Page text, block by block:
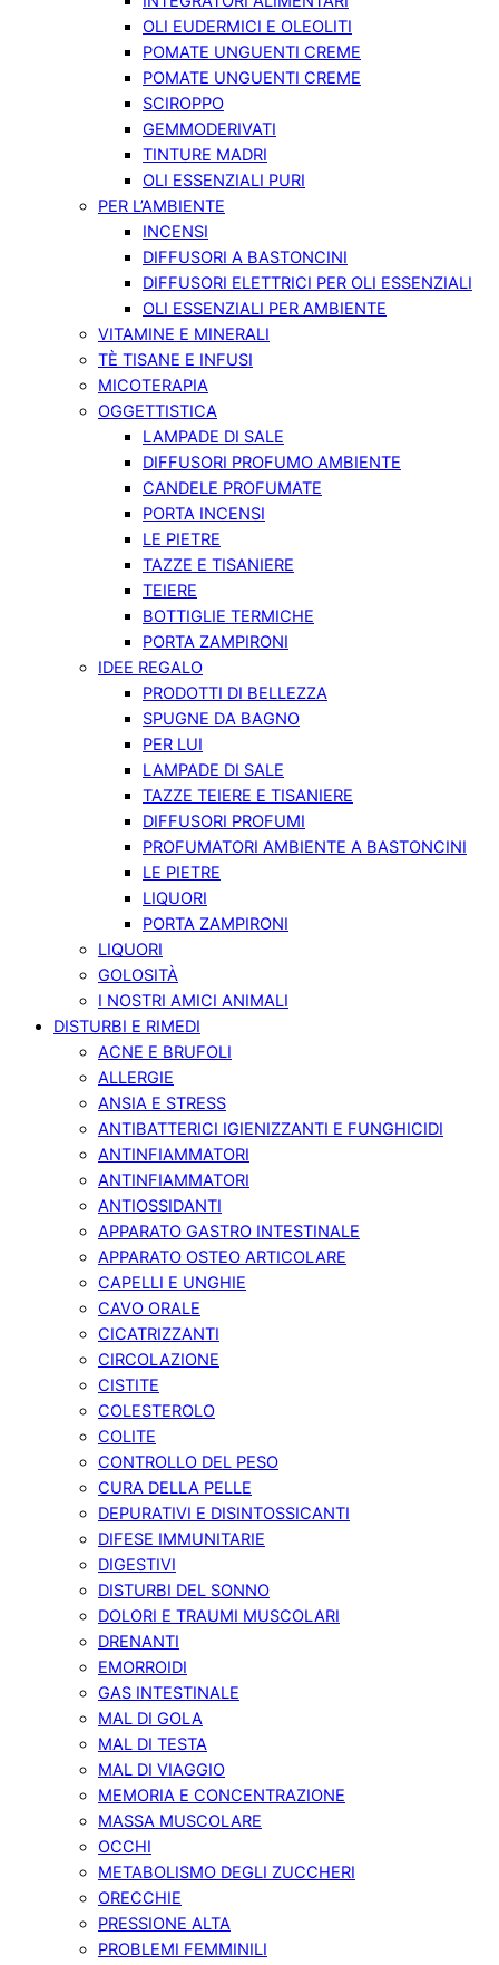
OLI EUDERMICI E OLEOLITI
POMATE UNGUENTI CREME
POMATE UNGUENTI CREME
SCIROPPO
GEMMODERIVATI
TINTURE MADRI
OLI ESSENZIALI PURI
PER L’AMBIENTE
INCENSI
DIFFUSORI A BASTONCINI
DIFFUSORI ELETTRICI PER OLI ESSENZIALI
OLI ESSENZIALI PER AMBIENTE
VITAMINE E MINERALI
TÈ TISANE E INFUSI
MICOTERAPIA
OGGETTISTICA
LAMPADE DI SALE
DIFFUSORI PROFUMO AMBIENTE
CANDELE PROFUMATE
PORTA INCENSI
LE PIETRE
TAZZE E TISANIERE
TEIERE
BOTTIGLIE TERMICHE
PORTA ZAMPIRONI
IDEE REGALO
PRODOTTI DI BELLEZZA
SPUGNE DA BAGNO
PER LUI
LAMPADE DI SALE
TAZZE TEIERE E TISANIERE
DIFFUSORI PROFUMI
PROFUMATORI AMBIENTE A BASTONCINI
LE PIETRE
LIQUORI
PORTA ZAMPIRONI
LIQUORI
GOLOSITÀ
I NOSTRI AMICI ANIMALI
DISTURBI E RIMEDI
ACNE E BRUFOLI
ALLERGIE
ANSIA E STRESS
ANTIBATTERICI IGIENIZZANTI E FUNGHICIDI
ANTINFIAMMATORI
ANTINFIAMMATORI
ANTIOSSIDANTI
APPARATO GASTRO INTESTINALE
APPARATO OSTEO ARTICOLARE
CAPELLI E UNGHIE
CAVO ORALE
CICATRIZZANTI
CIRCOLAZIONE
CISTITE
COLESTEROLO
COLITE
CONTROLLO DEL PESO
CURA DELLA PELLE
DEPURATIVI E DISINTOSSICANTI
DIFESE IMMUNITARIE
DIGESTIVI
DISTURBI DEL SONNO
DOLORI E TRAUMI MUSCOLARI
DRENANTI
EMORROIDI
GAS INTESTINALE
MAL DI GOLA
MAL DI TESTA
MAL DI VIAGGIO
MEMORIA E CONCENTRAZIONE
MASSA MUSCOLARE
OCCHI
METABOLISMO DEGLI ZUCCHERI
ORECCHIE
PRESSIONE ALTA
PROBLEMI FEMMINILI